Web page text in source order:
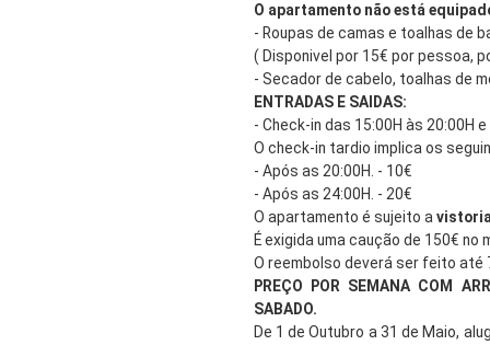
O apartamento não está
- Roupas de camas e toalhas de
( Disponivel por 15€ por pessoa,
- Secador de cabelo, toalhas de
ENTRADAS E SAIDAS:
- Check-in das 15:00H às 20:00H
O check-in tardio implica os
- Após as 20:00H. - 10€
- Após as 24:00H. - 20€
O apartamento é sujeito a
É exigida uma caução de 150€ no
O reembolso deverá ser feito até
PREÇO POR SEMANA COM
SABADO.
De 1 de Outubro a 31 de Maio,